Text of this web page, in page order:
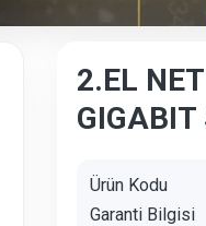
2.EL
Ürün Kodu
Garanti Bilgisi